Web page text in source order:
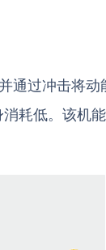
通过冲击将动
耗低。该机能